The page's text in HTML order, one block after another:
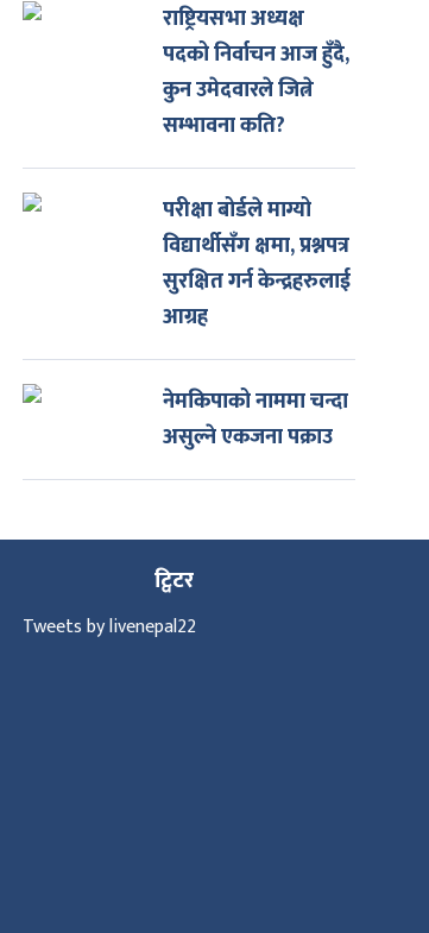
राष्ट्रियसभा अध्यक्ष
पदको निर्वाचन आज हुँदै,
कुन उमेदवारले जित्ने
सम्भावना कति?
परीक्षा बोर्डले माग्यो
विद्यार्थीसँग क्षमा, प्रश्नपत्र
सुरक्षित गर्न केन्द्रहरुलाई
आग्रह
नेमकिपाको नाममा चन्दा
असुल्ने एकजना पक्राउ
ट्विटर
Tweets by livenepal22